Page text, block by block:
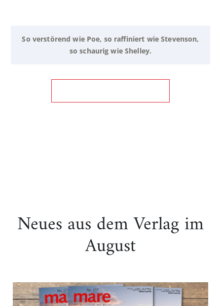
So verstörend wie Poe, so raffiniert wie Stevenson,
so schaurig wie Shelley.
Neues aus dem Verlag im
August